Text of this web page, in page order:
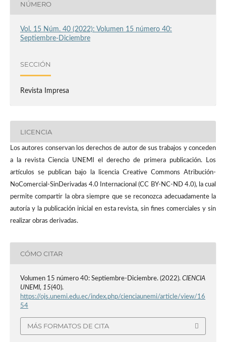
NÚMERO
Vol. 15 Núm. 40 (2022): Volumen 15 número 40:
Septiembre-Diciembre
SECCIÓN
Revista Impresa
LICENCIA
Los autores conservan los derechos de autor de sus trabajos y conceden
a la revista Ciencia UNEMI el derecho de primera publicación. Los
artículos se publican bajo la licencia Creative Commons Atribución-
NoComercial-SinDerivadas 4.0 Internacional (CC BY-NC-ND 4.0), la cual
permite compartir la obra siempre que se reconozca adecuadamente la
autoría y la publicación inicial en esta revista, sin fines comerciales y sin
realizar obras derivadas.
CÓMO CITAR
Volumen 15 número 40: Septiembre-Diciembre. (2022). CIENCIA
UNEMI, 15(40).
https://ojs.unemi.edu.ec/index.php/cienciaunemi/article/view/16
54
MÁS FORMATOS DE CITA